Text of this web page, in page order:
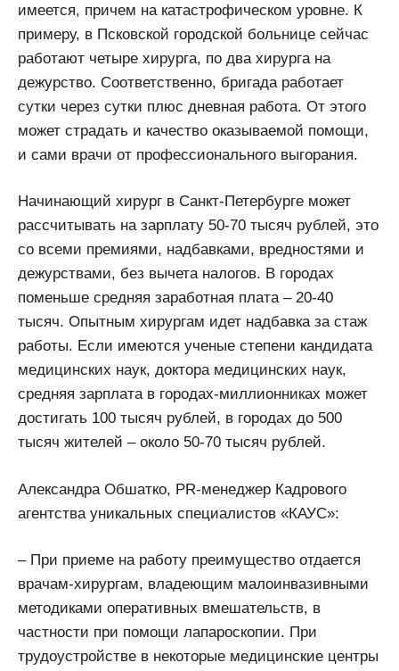
имеется, причем на катастрофическом уровне. К
примеру, в Псковской городской больнице сейчас
работают четыре хирурга, по два хирурга на
дежурство. Соответственно, бригада работает
сутки через сутки плюс дневная работа. От этого
может страдать и качество оказываемой помощи,
и сами врачи от профессионального выгорания.
Начинающий хирург в Санкт-Петербурге может
рассчитывать на зарплату 50-70 тысяч рублей, это
со всеми премиями, надбавками, вредностями и
дежурствами, без вычета налогов. В городах
поменьше средняя заработная плата – 20-40
тысяч. Опытным хирургам идет надбавка за стаж
работы. Если имеются ученые степени кандидата
медицинских наук, доктора медицинских наук,
средняя зарплата в городах-миллионниках может
достигать 100 тысяч рублей, в городах до 500
тысяч жителей – около 50-70 тысяч рублей.
Александра Обшатко, PR-менеджер Кадрового
агентства уникальных специалистов «КАУС»:
– При приеме на работу преимущество отдается
врачам-хирургам, владеющим малоинвазивными
методиками оперативных вмешательств, в
частности при помощи лапароскопии. При
трудоустройстве в некоторые медицинские центры